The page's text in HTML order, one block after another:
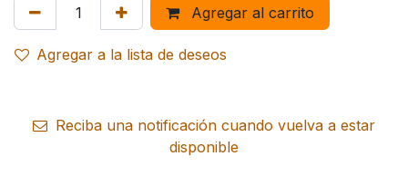
Agregar al carrito
Agregar a la lista de deseos
Reciba una notificación cuando vuelva a estar
disponible